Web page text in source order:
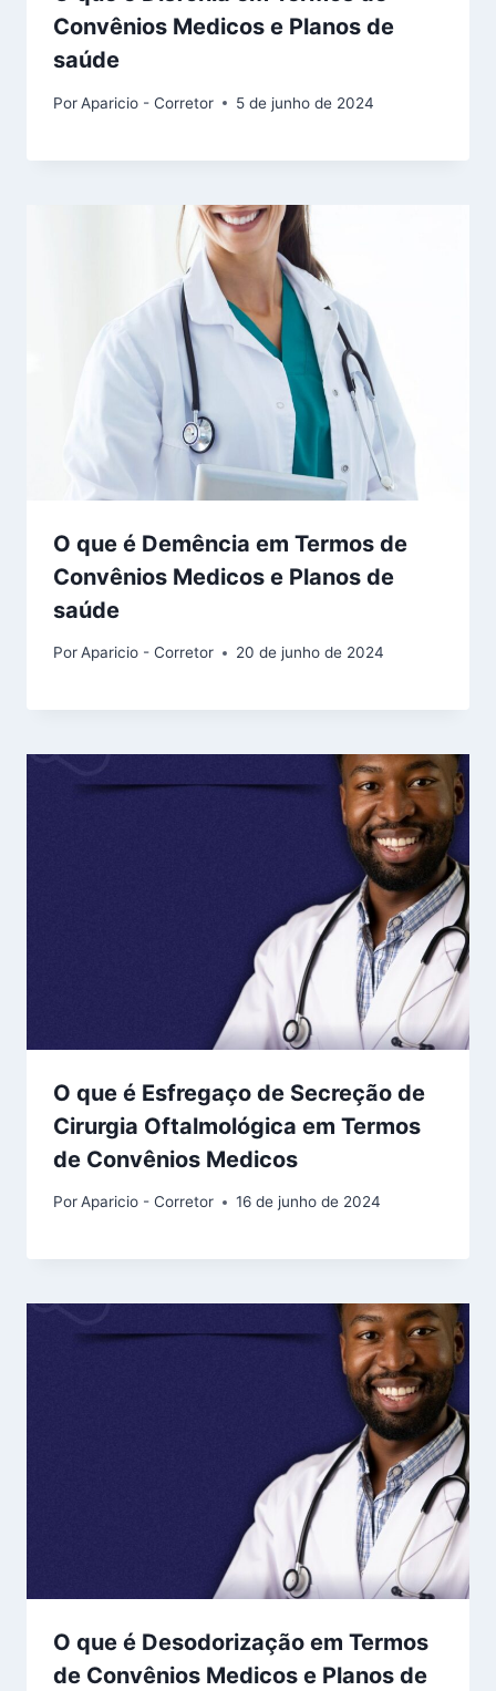
Convênios Medicos e Planos de
saúde
PorAparicio - Corretor 5 de junho de 2024
O que é Demência em Termos de
Convênios Medicos e Planos de
saúde
PorAparicio - Corretor 20 de junho de 2024
O que é Esfregaço de Secreção de
Cirurgia Oftalmológica em Termos
de Convênios Medicos
PorAparicio - Corretor 16 de junho de 2024
O que é Desodorização em Termos
de Convênios Medicos e Planos de